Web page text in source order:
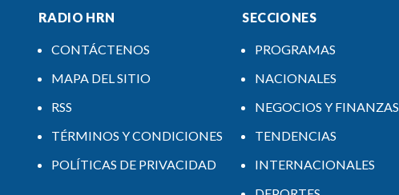
RADIO HRN
CONTÁCTENOS
MAPA DEL SITIO
RSS
TÉRMINOS Y CONDICIONES
POLÍTICAS DE PRIVACIDAD
SECCIONES
PROGRAMAS
NACIONALES
NEGOCIOS Y FINANZAS
TENDENCIAS
INTERNACIONALES